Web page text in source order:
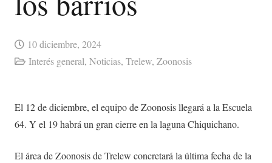
10 diciembre, 2024
Interés general, Noticias, Trelew, Zoonosis
El 12 de diciembre, el equipo de Zoonosis llegará a la Escuela
64. Y el 19 habrá un gran cierre en la laguna Chiquichano.
El área de Zoonosis de Trelew concretará la última fecha de la